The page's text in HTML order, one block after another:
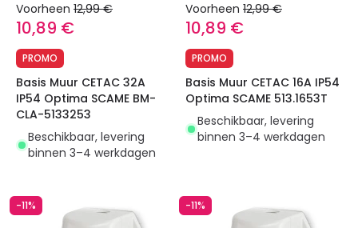
Voorheen 12,99 €
10,89 €
PROMO
Basis Muur CETAC 32A
IP54 Optima SCAME BM-
CLA-5133253
Beschikbaar, levering
binnen 3–4 werkdagen
Voorheen 12,99 €
10,89 €
PROMO
Basis Muur CETAC 16A IP54
Optima SCAME 513.1653T
Beschikbaar, levering
binnen 3–4 werkdagen
-11% -11%